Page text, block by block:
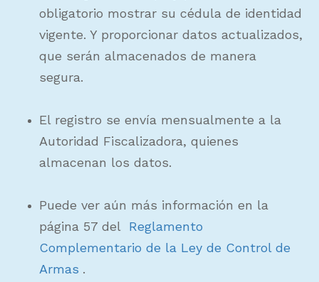
obligatorio mostrar su cédula de identidad
vigente. Y proporcionar datos actualizados,
que serán almacenados de manera
segura.
El registro se envía mensualmente a la
Autoridad Fiscalizadora, quienes
almacenan los datos.
Puede ver aún más información en la
página 57 del
Reglamento
Complementario de la Ley de Control de
Armas .